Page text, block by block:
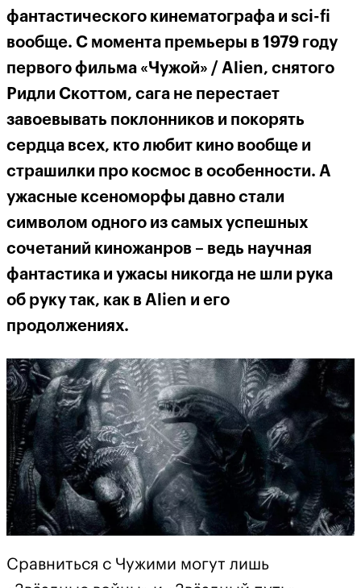
фантастического кинематографа и sci-fi
вообще. С момента премьеры в 1979 году
первого фильма «Чужой» / Alien, снятого
Ридли Скоттом, сага не перестает
завоевывать поклонников и покорять
сердца всех, кто любит кино вообще и
страшилки про космос в особенности. А
ужасные ксеноморфы давно стали
символом одного из самых успешных
сочетаний киножанров – ведь научная
фантастика и ужасы никогда не шли рука
об руку так, как в Alien и его
продолжениях.
Сравниться с Чужими могут лишь